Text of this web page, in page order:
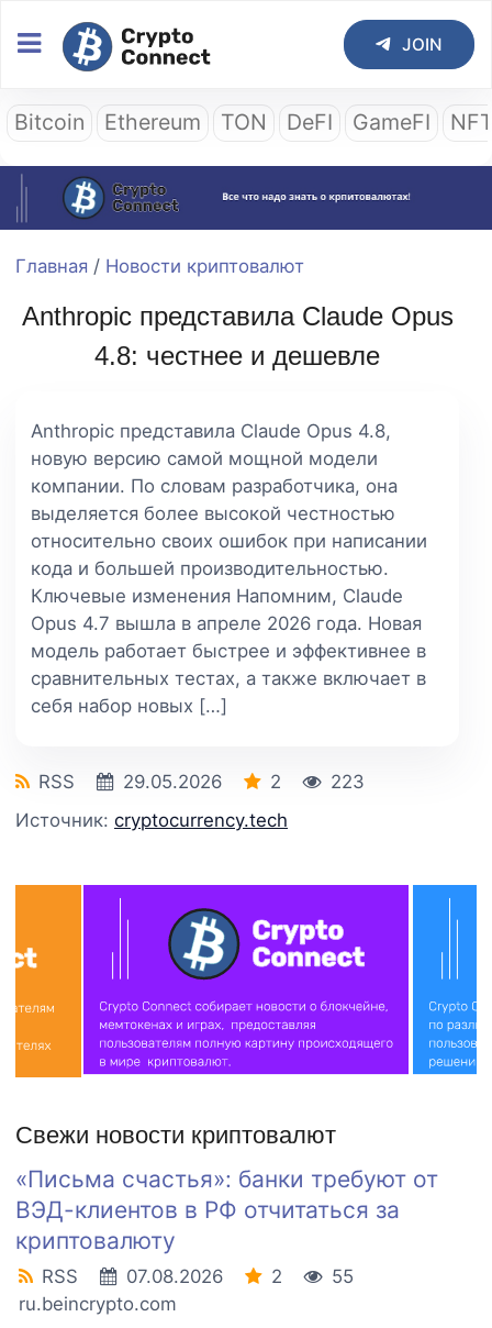
JOIN
Bitcoin Ethereum TON DeFI GameFI
Главная / Новости криптовалют
Anthropic представила Claude Opus
4.8: честнее и дешевле
Anthropic представила Claude Opus 4.8,
новую версию самой мощной модели
компании. По словам разработчика, она
выделяется более высокой честностью
относительно своих ошибок при написании
кода и большей производительностью.
Ключевые изменения Напомним, Claude
Opus 4.7 вышла в апреле 2026 года. Новая
модель работает быстрее и эффективнее в
сравнительных тестах, а также включает в
себя набор новых […]
RSS 29.05.2026 2
223
Источник: cryptocurrency.tech
Свежи новости криптовалют
«Письма счастья»: банки требуют от
ВЭД-клиентов в РФ отчитаться за
криптовалюту
RSS 07.08.2026 2
55
ru.beincrypto.com